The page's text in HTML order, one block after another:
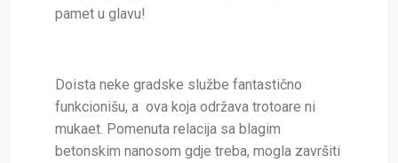
pamet u glavu!
Doista neke gradske službe fantastično
funkcionišu, a ova koja održava trotoare ni
mukaet. Pomenuta relacija sa blagim
betonskim nanosom gdje treba, mogla završiti